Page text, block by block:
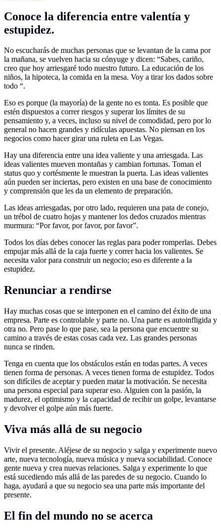
Conoce la diferencia entre valentía y
estupidez.
No escucharás de muchas personas que se levantan de la cama por
la mañana, se vuelven hacia su cónyuge y dicen: “Sabes, cariño,
creo que hoy arriesgaré todo nuestro futuro. La educación de los
niños, la hipoteca, la comida en la mesa. Voy a tirar los dados sobre
todo “.
Eso es porque (la mayoría) de la gente no es tonta. Es posible que
estén dispuestos a correr riesgos y superar los límites de su
pensamiento y, a veces, incluso su nivel de comodidad, pero por lo
general no hacen grandes y ridículas apuestas. No piensan en los
negocios como hacer girar una ruleta en Las Vegas.
Hay una diferencia entre una idea valiente y una arriesgada. Las
ideas valientes mueven montañas y cambian fortunas. Toman el
status quo y cortésmente le muestran la puerta. Las ideas valientes
aún pueden ser inciertas, pero existen en una base de conocimiento
y comprensión que les da un elemento de preparación.
Las ideas arriesgadas, por otro lado, requieren una pata de conejo,
un trébol de cuatro hojas y mantener los dedos cruzados mientras
murmura: “Por favor, por favor, por favor”.
Todos los días debes conocer las reglas para poder romperlas. Debes
empujar más allá de la caja fuerte y correr hacia los valientes. Se
necesita valor para construir un negocio; eso es diferente a la
estupidez.
Renunciar a rendirse
Hay muchas cosas que se interponen en el camino del éxito de una
empresa. Parte es controlable y parte no. Una parte es autoinfligida y
otra no. Pero pase lo que pase, sea la persona que encuentre su
camino a través de estas cosas cada vez. Las grandes personas
nunca se rinden.
Tenga en cuenta que los obstáculos están en todas partes. A veces
tienen forma de personas. A veces tienen forma de estupidez. Todos
son difíciles de aceptar y pueden matar la motivación. Se necesita
una persona especial para superar eso. Alguien con la pasión, la
madurez, el optimismo y la capacidad de recibir un golpe, levantarse
y devolver el golpe aún más fuerte.
Viva más allá de su negocio
Vivir el presente. Aléjese de su negocio y salga y experimente nuevo
arte, nueva tecnología, nueva música y nueva sociabilidad. Conoce
gente nueva y crea nuevas relaciones. Salga y experimente lo que
está sucediendo más allá de las paredes de su negocio. Cuando lo
haga, ayudará a que su negocio sea una parte más importante del
presente.
El fin del mundo no se acerca